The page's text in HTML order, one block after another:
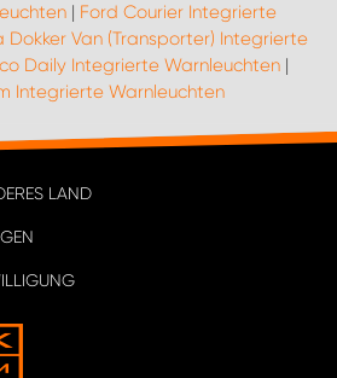
| Ford Courier Integrierte
Dokker Van (Transporter) Integrierte
Daily Integrierte Warnleuchten|
Integrierte Warnleuchten
LAND